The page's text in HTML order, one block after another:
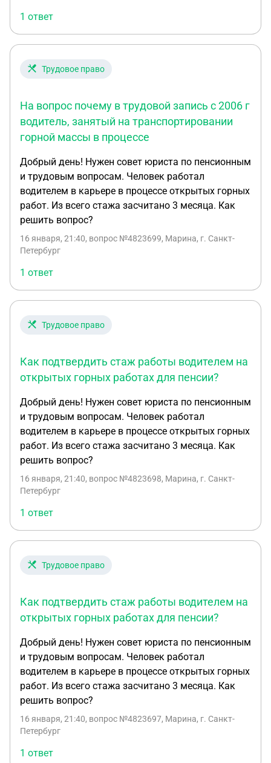
1 ответ
Трудовое право
На вопрос почему в трудовой запись с 2006 г
водитель, занятый на транспортировании
горной массы в процессе
Добрый день! Нужен совет юриста по пенсионным
и трудовым вопросам. Человек работал
водителем в карьере в процессе открытых горных
работ. Из всего стажа засчитано 3 месяца. Как
решить вопрос?
16 января, 21:40, вопрос №4823699, Марина, г. Санкт-
Петербург
1 ответ
Трудовое право
Как подтвердить стаж работы водителем на
открытых горных работах для пенсии?
Добрый день! Нужен совет юриста по пенсионным
и трудовым вопросам. Человек работал
водителем в карьере в процессе открытых горных
работ. Из всего стажа засчитано 3 месяца. Как
решить вопрос?
16 января, 21:40, вопрос №4823698, Марина, г. Санкт-
Петербург
1 ответ
Трудовое право
Как подтвердить стаж работы водителем на
открытых горных работах для пенсии?
Добрый день! Нужен совет юриста по пенсионным
и трудовым вопросам. Человек работал
водителем в карьере в процессе открытых горных
работ. Из всего стажа засчитано 3 месяца. Как
решить вопрос?
16 января, 21:40, вопрос №4823697, Марина, г. Санкт-
Петербург
1 ответ